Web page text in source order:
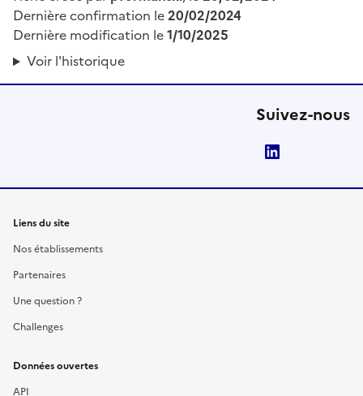
Dernière confirmation le20/02/2024
Dernière modification le1/10/2025
Voir l'historique
Suivez-nous
Liens du site
Nos établissements
Partenaires
Une question ?
Challenges
Données ouvertes
API